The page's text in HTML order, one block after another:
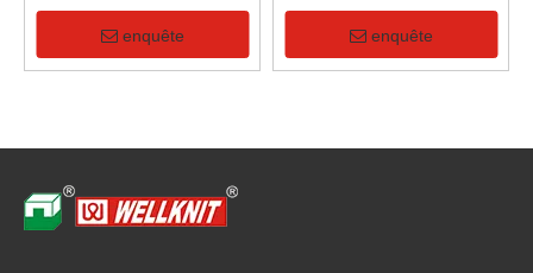
unique
enquête
circulaire Jacquard
informatisée unique pour
tissu Jacquard
enquête